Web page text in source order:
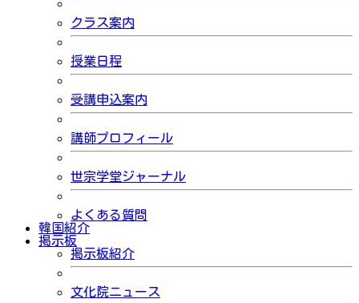
クラス案内
授業日程
受講申込案内
講師プロフィール
世宗学堂ジャーナル
よくある質問
韓国紹介
掲示板
掲示板紹介
文化院ニュース